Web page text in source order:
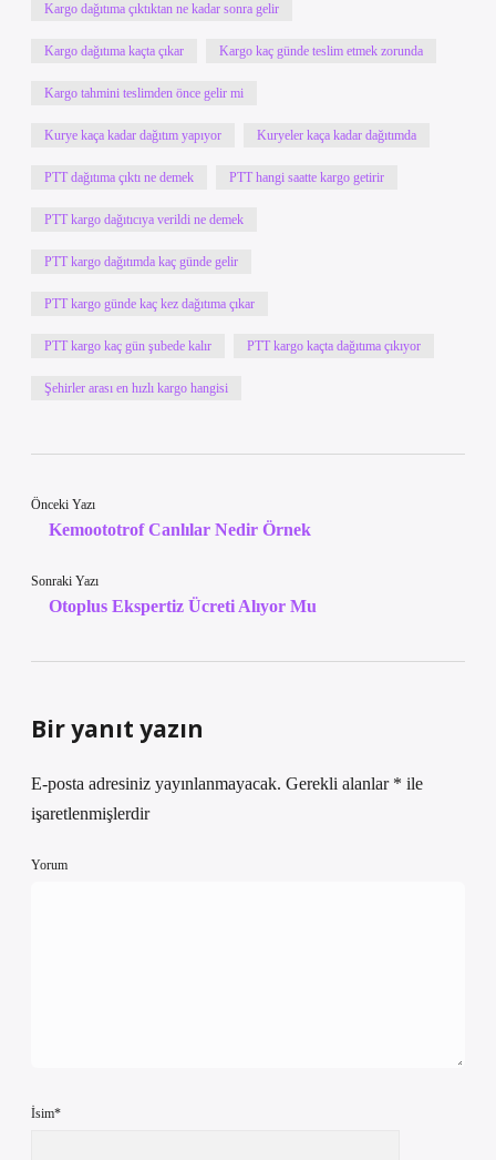
Kargo dağıtıma çıktıktan ne kadar sonra gelir
Kargo dağıtıma kaçta çıkar Kargo kaç günde teslim etmek zorunda
Kargo tahmini teslimden önce gelir mi
Kurye kaça kadar dağıtım yapıyor Kuryeler kaça kadar dağıtımda
PTT dağıtıma çıktı ne demek PTT hangi saatte kargo getirir
PTT kargo dağıtıcıya verildi ne demek
PTT kargo dağıtımda kaç günde gelir
PTT kargo günde kaç kez dağıtıma çıkar
PTT kargo kaç gün şubede kalır PTT kargo kaçta dağıtıma çıkıyor
Şehirler arası en hızlı kargo hangisi
Önceki Yazı
Kemoototrof Canlılar Nedir Örnek
Sonraki Yazı
Otoplus Ekspertiz Ücreti Alıyor Mu
Bir yanıt yazın
E-posta adresiniz yayınlanmayacak. Gerekli alanlar * ile
işaretlenmişlerdir
Yorum
İsim*